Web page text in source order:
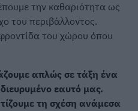
την καθαριότητα ως
του περιβάλλοντος.
του χώρου όπου
απλώς σε τάξη ένα
εαυτό μας.
τη σχέση ανάμεσα